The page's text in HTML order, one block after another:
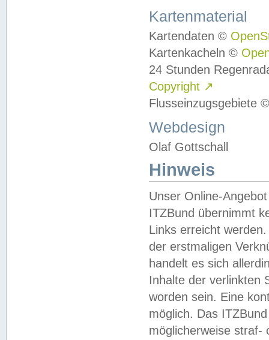
Kartenmaterial
Kartendaten ©
Kartenkacheln ©
24 Stunden
Copyright ↗
Flusseinzugsgebiete
Webdesign
Olaf Gottschall
Hinweis
Unser Online-
ITZBund übernimmt
Links erreicht
der erstmaligen
handelt es sich
Inhalte der verlinkten
worden sein. Eine
möglich. Das
möglicherweise straf-